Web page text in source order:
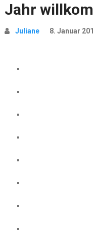
Jahr
Juliane 8. Januar